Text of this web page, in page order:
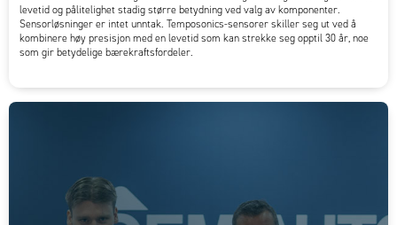
levetid og pålitelighet stadig større betydning ved valg av komponenter.
Sensorløsninger er intet unntak. Temposonics-sensorer skiller seg ut ved å
kombinere høy presisjon med en levetid som kan strekke seg opptil 30 år, noe
som gir betydelige bærekraftsfordeler.